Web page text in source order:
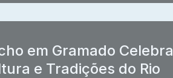
em Gramado Celebra
e Tradições do Rio